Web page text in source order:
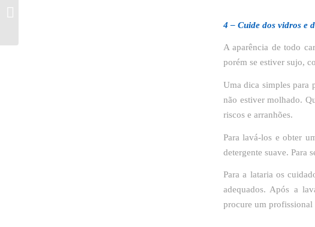
4 – Cuide dos vidros e
A aparência de todo
porém se estiver sujo,
Uma dica simples para
não estiver molhado.
riscos e arranhões.
Para lavá-los e obter
detergente suave. Para
Para a lataria os
adequados. Após a
procure um profissional